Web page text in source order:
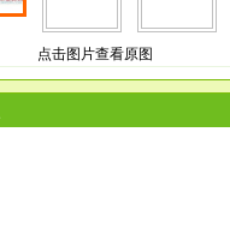
点击图片查看原图